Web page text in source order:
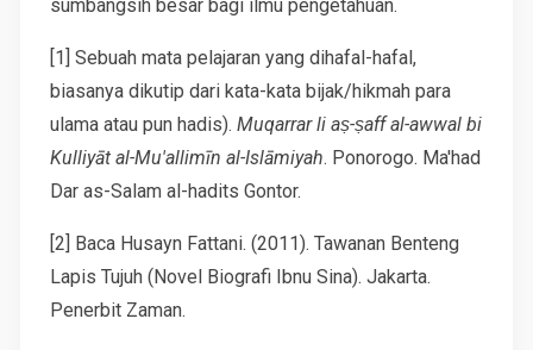
sumbangsih besar bagi ilmu pengetahuan.
[1] Sebuah mata pelajaran yang dihafal-hafal,
biasanya dikutip dari kata-kata bijak/hikmah para
ulama atau pun hadis).Muqarrar li aṣ-ṣaff al-awwal bi
Kulliyāt al-Mu'allimīn al-Islāmiyah. Ponorogo. Ma'had
Dar as-Salam al-hadits Gontor.
[2] Baca Husayn Fattani. (2011). Tawanan Benteng
Lapis Tujuh (Novel Biografi Ibnu Sina). Jakarta.
Penerbit Zaman.